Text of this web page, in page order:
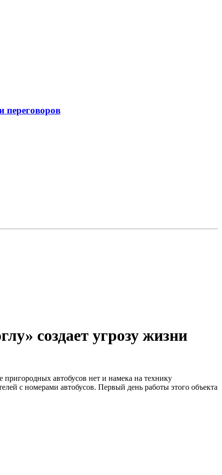
переговоров
создает угрозу жизни
пригородных автобусов нет и намека на технику
с номерами автобусов. Первый день работы этого объекта